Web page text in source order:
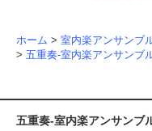
ホーム > 室内楽アンサンブ
> 五重奏-室内楽アンサンブ
五重奏-室内楽アンサンブ